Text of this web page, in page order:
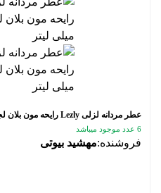
عطر مردانه لزلی Lezly رایحه مون بلان لجند حجم 25 میلی لیتر
6 عدد موجود میباشد
فروشنده:مهشید بیوتی